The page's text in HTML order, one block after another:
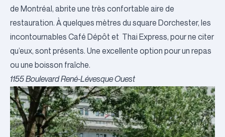
de Montréal, abrite une très confortable aire de
restauration. À quelques mètres du square Dorchester, les
incontournables Café Dépôt et Thai Express, pour ne citer
qu’eux, sont présents. Une excellente option pour un repas
ou une boisson fraîche.
1155 Boulevard René-Lévesque Ouest